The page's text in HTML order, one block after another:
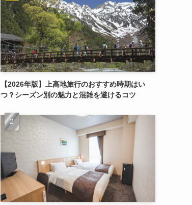
【2026年版】上高地旅行のおすすめ時期はい
つ？シーズン別の魅力と混雑を避けるコツ